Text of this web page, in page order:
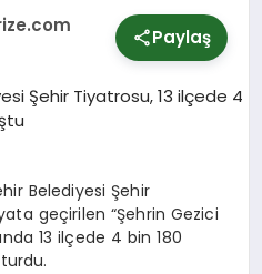
Paylaş
Belediyesi Şehir
geçirilen “Şehrin Gezici
13 ilçede 4 bin 180